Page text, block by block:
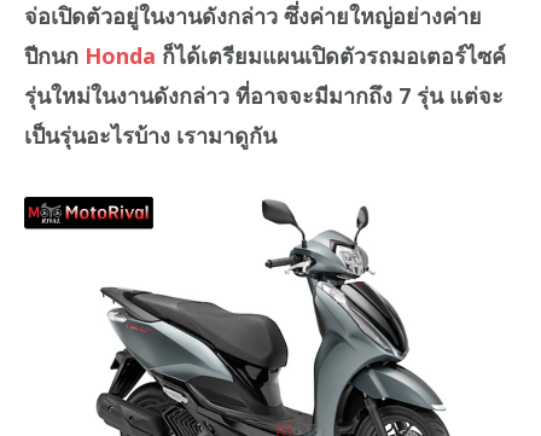
จ่อเปิดตัวอยู่ในงานดังกล่าว ซึ่งค่ายใหญ่อย่างค่าย
ปีกนก Honda ก็ได้เตรียมแผนเปิดตัวรถมอเตอร์ไซค์
รุ่นใหม่ในงานดังกล่าว ที่อาจจะมีมากถึง 7 รุ่น แต่จะ
เป็นรุ่นอะไรบ้าง เรามาดูกัน